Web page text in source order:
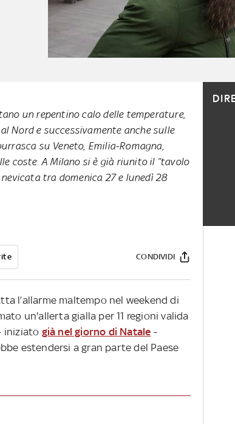
un repentino calo delle temperature,
Nord e successivamente anche sulle
su Veneto, Emilia-Romagna,
coste. A Milano si è già riunito il “tavolo
tra domenica 27 e lunedì 28
CONDIVIDI
l’allarme maltempo nel weekend di
un'allerta gialla per 11 regioni valida
iniziato già nel giorno di Natale -
estendersi a gran parte del Paese